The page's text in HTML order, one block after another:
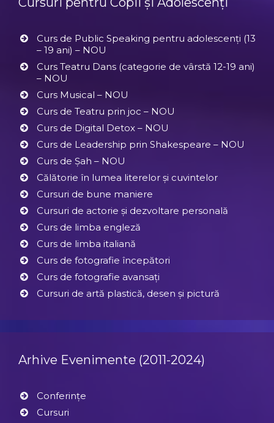
Curs de Public Speaking pentru adolescenți (13
– 19 ani) – NOU
Curs Teatru Dans (categorie de vârstă 12-19 ani)
– NOU
Curs Musical – NOU
Curs de Teatru prin joc – NOU
Curs de Digital Detox – NOU
Curs de Leadership prin Shakespeare – NOU
Curs de Șah – NOU
Călătorie în lumea literelor și cuvintelor
Cursuri de bune maniere
Cursuri de actorie și dezvoltare personală
Curs de limba engleză
Curs de limba italiană
Curs de fotografie începători
Curs de fotografie avansați
Cursuri de artă plastică, desen și pictură
Arhive Evenimente (2011-2024)
Conferințe
Cursuri